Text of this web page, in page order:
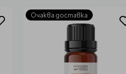
Очаква доставка